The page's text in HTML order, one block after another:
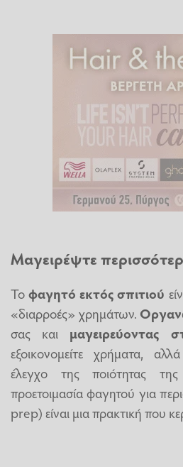
Μαγειρέψτε
Τοφαγητό εκτός σπιτιού
«διαρροές» χρημάτων.
σας και μαγειρεύοντας
εξοικονομείτε χρήματα,
έλεγχο της ποιότητας
προετοιμασία φαγητού για
prep) είναι μια πρακτική που